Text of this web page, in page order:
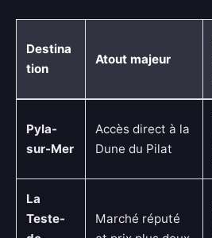
Destina
tion
Atout majeur
Pyla-
sur-Mer
Accès direct à la
Dune du Pilat
La
Teste-
Marché réputé